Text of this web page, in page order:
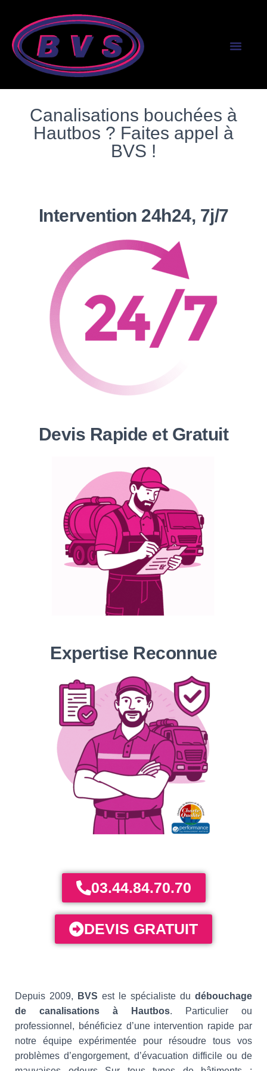
Canalisations bouchées à
Hautbos ? Faites appel à
BVS !
Intervention 24h24, 7j/7
Devis Rapide et Gratuit
Expertise Reconnue
03.44.84.70.70
DEVIS GRATUIT
Depuis 2009, BVS est le spécialiste du débouchage
de canalisations à Hautbos. Particulier ou
professionnel, bénéficiez d’une intervention rapide par
notre équipe expérimentée pour résoudre tous vos
problèmes d’engorgement, d’évacuation difficile ou de